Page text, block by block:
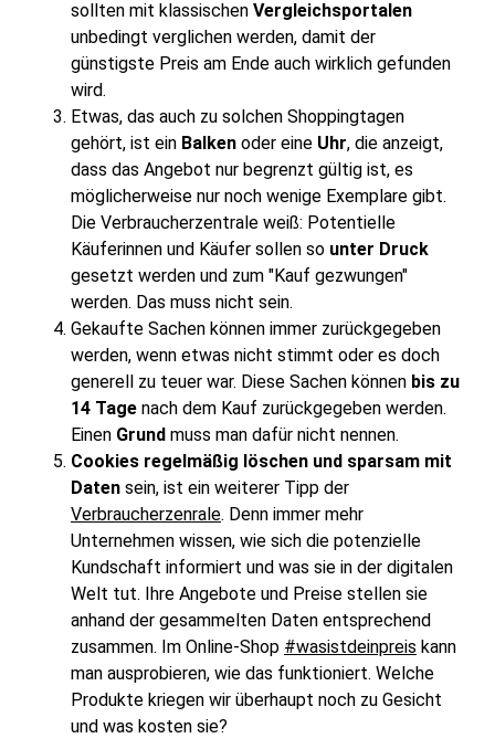
sollten mit klassischen Vergleichsportalen
unbedingt verglichen werden, damit der
günstigste Preis am Ende auch wirklich gefunden
wird.
Etwas, das auch zu solchen Shoppingtagen
gehört, ist ein Balken oder eine Uhr, die anzeigt,
dass das Angebot nur begrenzt gültig ist, es
möglicherweise nur noch wenige Exemplare gibt.
Die Verbraucherzentrale weiß: Potentielle
Käuferinnen und Käufer sollen so unter Druck
gesetzt werden und zum "Kauf gezwungen"
werden. Das muss nicht sein.
Gekaufte Sachen können immer zurückgegeben
werden, wenn etwas nicht stimmt oder es doch
generell zu teuer war. Diese Sachen können bis zu
14 Tage nach dem Kauf zurückgegeben werden.
Einen Grund muss man dafür nicht nennen.
Cookies regelmäßig löschen und sparsam mit
Daten sein, ist ein weiterer Tipp der
Verbraucherzenrale. Denn immer mehr
Unternehmen wissen, wie sich die potenzielle
Kundschaft informiert und was sie in der digitalen
Welt tut. Ihre Angebote und Preise stellen sie
anhand der gesammelten Daten entsprechend
zusammen. Im Online-Shop #wasistdeinpreis kann
man ausprobieren, wie das funktioniert. Welche
Produkte kriegen wir überhaupt noch zu Gesicht
und was kosten sie?